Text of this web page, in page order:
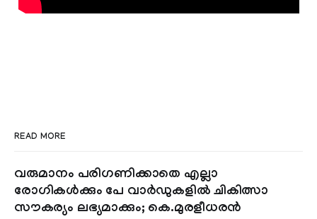
READ MORE
വരുമാനം പരിഗണിക്കാതെ എല്ലാ
രോഗികൾക്കും പേ വാർഡുകളിൽ ചികിത്സാ
സൗകര്യം ലഭ്യമാക്കും; കെ.മുരളീധരൻ